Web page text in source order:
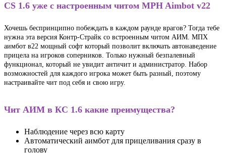
CS 1.6 уже с настроенным читом MPH Aimbot v22
Хочешь беспринципно побеждать в каждом раунде врагов? Тогда тебе
нужна эта версия Контр-Страйк со встроенным читом АИМ. МПХ
аимбот в22 мощный софт который позволит включать автонаведение
прицела на игроков соперников. Только нужный безпалевный
функционал, который не увидит античит и администратор. Набор
возможностей для каждого игрока может быть разный, поэтому
настраивайте чит под себя и свою игру.
Чит АИМ в КС 1.6 какие преимущества?
Наблюдение через всю карту
Автоматический аимбот для прицеливания сразу в
голову